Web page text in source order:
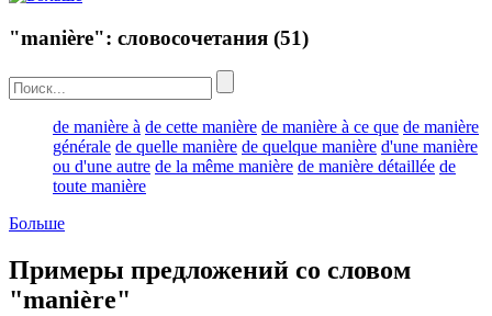
"manière": словосочетания (51)
de manière à de cette manière de manière à ce que de manière
générale de quelle manière de quelque manière d'une manière
ou d'une autre de la même manière de manière détaillée de
toute manière
Больше
Примеры предложений со словом
"manière"